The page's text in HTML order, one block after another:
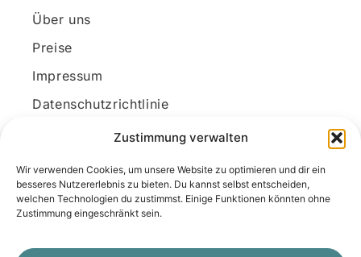
Zustimmung verwalten
Wir verwenden Cookies, um unsere Website zu optimieren und dir ein
besseres Nutzererlebnis zu bieten. Du kannst selbst entscheiden,
welchen Technologien du zustimmst. Einige Funktionen könnten ohne
Zustimmung eingeschränkt sein.
Über uns
Preise
Impressum
Datenschutzrichtlinie
Kundenkonto
Unsere Kontaktdaten
E-Mail: kontakt@docanonym.com